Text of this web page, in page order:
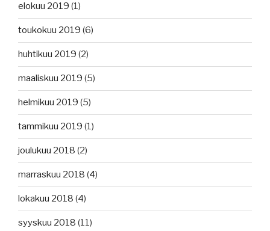
elokuu 2019 (1)
toukokuu 2019 (6)
huhtikuu 2019 (2)
maaliskuu 2019 (5)
helmikuu 2019 (5)
tammikuu 2019 (1)
joulukuu 2018 (2)
marraskuu 2018 (4)
lokakuu 2018 (4)
syyskuu 2018 (11)